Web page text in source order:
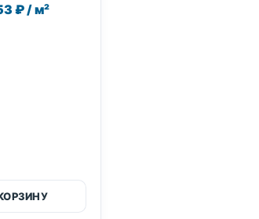
₽ / м²